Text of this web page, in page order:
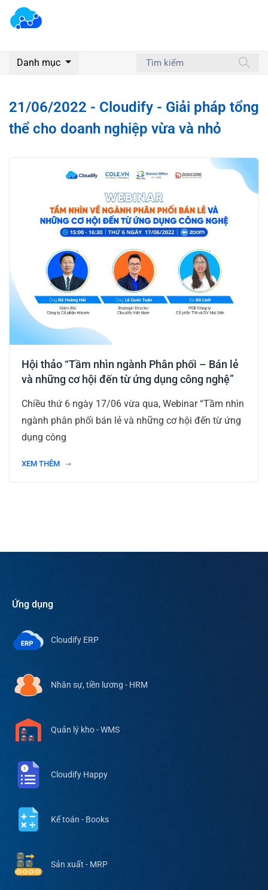
Danh mục
21/06/2022 - Cloudify - Giải pháp tổng
thể cho doanh nghiệp vừa và nhỏ
Hội thảo “Tầm nhìn ngành Phân phối – Bán lẻ
và những cơ hội đến từ ứng dụng công nghệ”
Chiều thứ 6 ngày 17/06 vừa qua, Webinar “Tầm nhìn
ngành phân phối bán lẻ và những cơ hội đến từ ứng
dụng công
XEM THÊM
Ứng dụng
Cloudify ERP
Nhân sự, tiền lương - HRM
Quản lý kho - WMS
Cloudify Happy
Kế toán - Books
Sản xuất - MRP